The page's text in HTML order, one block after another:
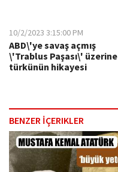
10/2/2023 3:15:00 PM
ABD\'ye savaş açmış
\'Trablus Paşası\' üzerine
türkünün hikayesi
BENZER İÇERIKLER